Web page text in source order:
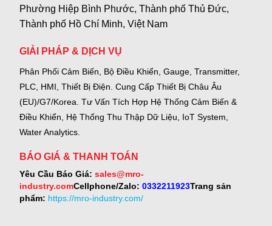
Phường Hiệp Bình Phước, Thành phố Thủ Đức,
Thành phố Hồ Chí Minh, Việt Nam
GIẢI PHÁP & DỊCH VỤ
Phân Phối Cảm Biến, Bộ Điều Khiển, Gauge, Transmitter,
PLC, HMI, Thiết Bị Điện. Cung Cấp Thiết Bị Châu Âu
(EU)/G7/Korea. Tư Vấn Tích Hợp Hệ Thống Cảm Biến &
Điều Khiển, Hệ Thống Thu Thập Dữ Liệu, IoT System,
Water Analytics.
BÁO GIÁ & THANH TOÁN
Yêu Cầu Báo Giá: sales@mro-
industry.comCellphone/Zalo: 0332211923Trang sản
phẩm: https://mro-industry.com/